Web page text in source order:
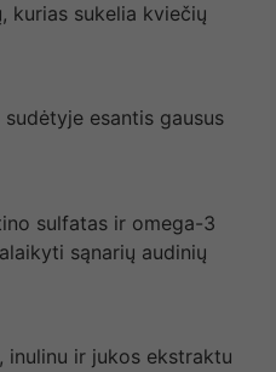
kurias sukelia kviečių
esantis gausus
sulfatas ir omega-3
sąnarių audinių
inulinu ir jukos ekstraktu